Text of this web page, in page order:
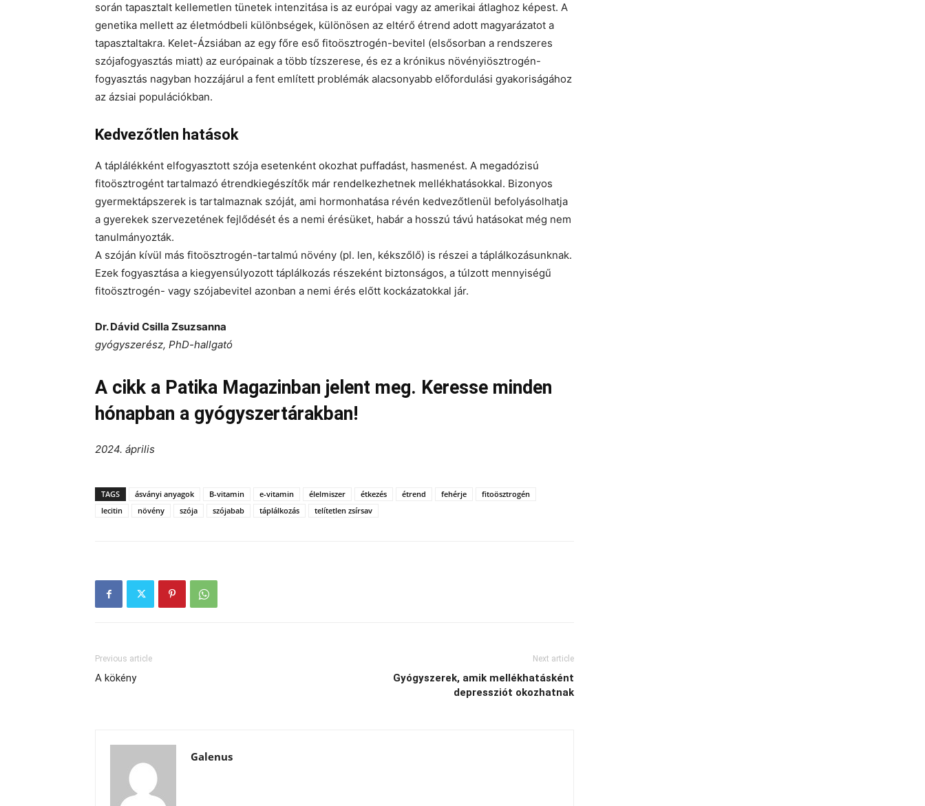
során tapasztalt kellemetlen tünetek intenzitása is az európai vagy az amerikai átlaghoz képest. A
genetika mellett az életmódbeli különbségek, különösen az eltérő étrend adott magyarázatot a
tapasztaltakra. Kelet-Ázsiában az egy főre eső fitoösztrogén-bevitel (elsősorban a rendszeres
szójafogyasztás miatt) az európainak a több tízszerese, és ez a krónikus növényiösztrogén-
fogyasztás nagyban hozzájárul a fent említett problémák alacsonyabb előfordulási gyakoriságához
az ázsiai populációkban.
Kedvezőtlen hatások
A táplálékként elfogyasztott szója esetenként okozhat puffadást, hasmenést. A megadózisú
fitoösztrogént tartalmazó étrendkiegészítők már rendelkezhetnek mellékhatásokkal. Bizonyos
gyermektápszerek is tartalmaznak szóját, ami hormonhatása révén kedvezőtlenül befolyásolhatja
a gyerekek szervezetének fejlődését és a nemi érésüket, habár a hosszú távú hatásokat még nem
tanulmányozták.
A szóján kívül más fitoösztrogén-tartalmú növény (pl. len, kékszőlő) is részei a táplálkozásunknak.
Ezek fogyasztása a kiegyensúlyozott táplálkozás részeként biztonságos, a túlzott mennyiségű
fitoösztrogén- vagy szójabevitel azonban a nemi érés előtt kockázatokkal jár.
Dr. Dávid Csilla Zsuzsanna
gyógyszerész, PhD-hallgató
A cikk a Patika Magazinban jelent meg. Keresse minden
hónapban a gyógyszertárakban!
2024. április
TAGS ásványi anyagok B-vitamin e-vitamin élelmiszer étkezés étrend fehérje
fitoösztrogén
lecitin
növény szója szójabab táplálkozás telítetlen zsírsav
Previous article
A kökény
Next article
Gyógyszerek, amik mellékhatásként
depressziót okozhatnak
Galenus